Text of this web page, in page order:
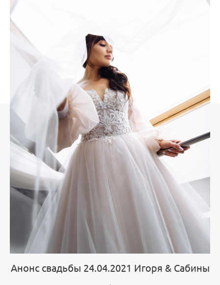
Анонс свадьбы 24.04.2021 Игоря & Сабины